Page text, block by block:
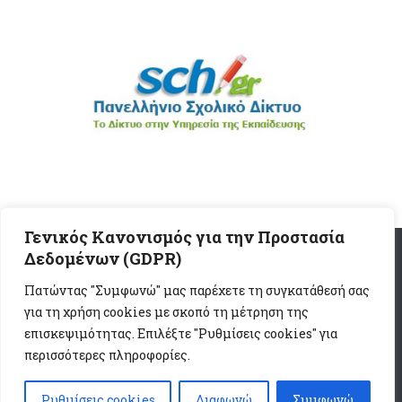
Γενικός Κανονισμός για την Προστασία
Δεδομένων (GDPR)
Πατώντας "Συμφωνώ" μας παρέχετε τη συγκατάθεσή σας
για τη χρήση cookies με σκοπό τη μέτρηση της
επισκεψιμότητας. Επιλέξτε "Ρυθμίσεις cookies" για
περισσότερες πληροφορίες.
Διεύθυνση Β/μιας Εκπαίδευσης Β' Αθήνας - Υπουργείο
Παιδείας, Θρησκευμάτων και Αθλητισμού- Ελληνική
Δημοκρατία © 2026. Όλα τα δικαιώματα κατοχυρωμένα.
Υποστηριζόμενο από - Έχει σχεδιαστεί με το